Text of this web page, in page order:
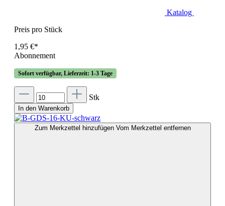
Katalog
Preis pro Stück
1,95 €*
Abonnement
Sofort verfügbar, Lieferzeit: 1-3 Tage
Stk
In den Warenkorb
Zum Merkzettel hinzufügen Vom Merkzettel entfernen